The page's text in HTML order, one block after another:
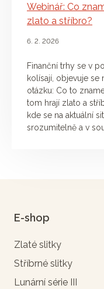
Webinář: Co
zlato a stříbro?
6. 2. 2026
Finanční trhy se v
kolísají, objevuje se
otázku: Co to
tom hrají zlato a
kde se na aktuální
srozumitelně a v
E-shop
Zlaté slitky
Stříbrné slitky
Lunární série III